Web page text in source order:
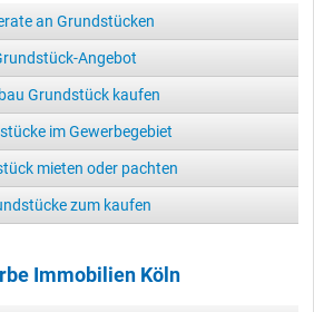
an Grundstücken
Angebot
Grundstück kaufen
im Gewerbegebiet
mieten oder pachten
zum kaufen
Immobilien Köln